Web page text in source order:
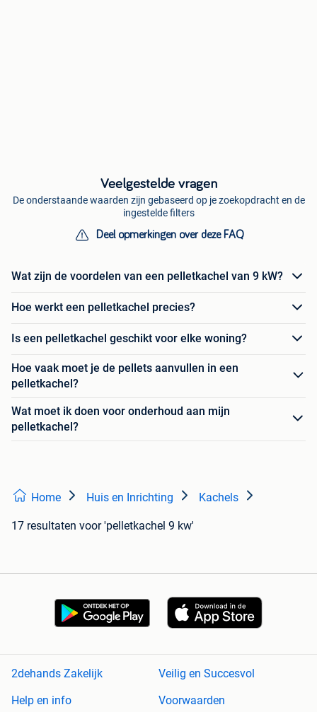
Veelgestelde vragen
De onderstaande waarden zijn gebaseerd op je zoekopdracht en de
ingestelde filters
Deel opmerkingen over deze FAQ
Wat zijn de voordelen van een pelletkachel van 9 kW?
Hoe werkt een pelletkachel precies?
Is een pelletkachel geschikt voor elke woning?
Hoe vaak moet je de pellets aanvullen in een
pelletkachel?
Wat moet ik doen voor onderhoud aan mijn
pelletkachel?
Home Huis en Inrichting Kachels
17 resultaten voor 'pelletkachel 9 kw'
2dehands Zakelijk
Veilig en Succesvol
Help en info
Voorwaarden